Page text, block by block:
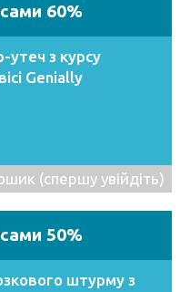
60%
утеч з курсу
Genially
(спершу увійдіть)
50%
штурму з